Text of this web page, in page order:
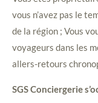
vous n’avez pas le
de la région ; Vous
voyageurs dans les
allers-retours
SGS Conciergerie